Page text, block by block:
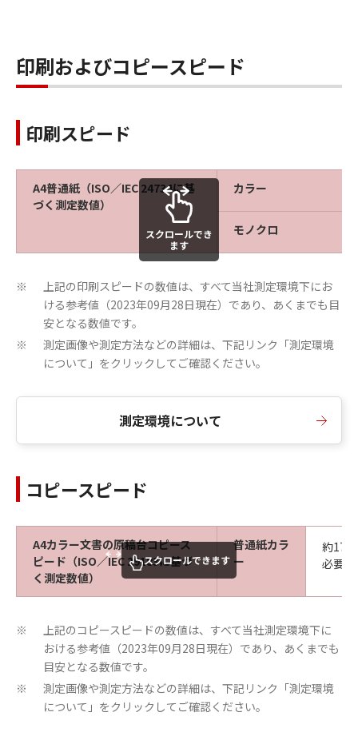
印刷およびコピースピード
印刷スピード
A4普通紙（ISO／IEC 24734に基
づく測定数値）
カラー
モノクロ
スクロールでき
ます
※
上記の印刷スピードの数値は、すべて当社測定環境下にお
ける参考値（2023年09月28日現在）であり、あくまでも目
安となる数値です。
※
測定画像や測定方法などの詳細は、下記リンク「測定環境
について」をクリックしてご確認ください。
測定環境について
コピースピード
A4カラー文書の原稿台コピース
ピード（ISO／IEC 29183に基づ
く測定数値）
普通紙カラ
ー
約17
必要
スクロールできます
※
上記のコピースピードの数値は、すべて当社測定環境下に
おける参考値（2023年09月28日現在）であり、あくまでも
目安となる数値です。
※
測定画像や測定方法などの詳細は、下記リンク「測定環境
について」をクリックしてご確認ください。